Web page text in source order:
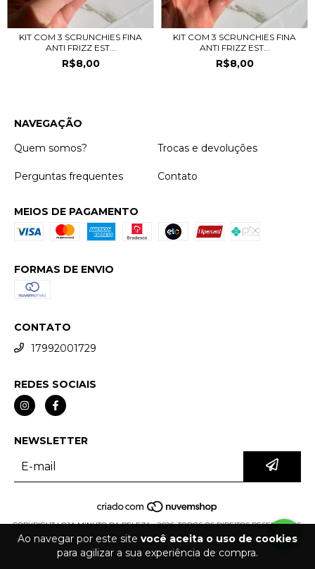
Ao navegar por este site você aceita o uso de cookies
para agilizar a sua experiência de compra.
KIT COM 3 SCRUNCHIES FINA
ANTI FRIZZ EST...
R$8,00
KIT COM 3 SCRUNCHIES FINA
ANTI FRIZZ EST...
R$8,00
NAVEGAÇÃO
Quem somos?
Trocas e devoluções
Perguntas frequentes Contato
MEIOS DE PAGAMENTO
FORMAS DE ENVIO
CONTATO
17992001729
REDES SOCIAIS
NEWSLETTER
COPYRIGHT LOJA MINUTO DA BELEZA - 2026. TODOS OS DIREITOS RESERVADOS.